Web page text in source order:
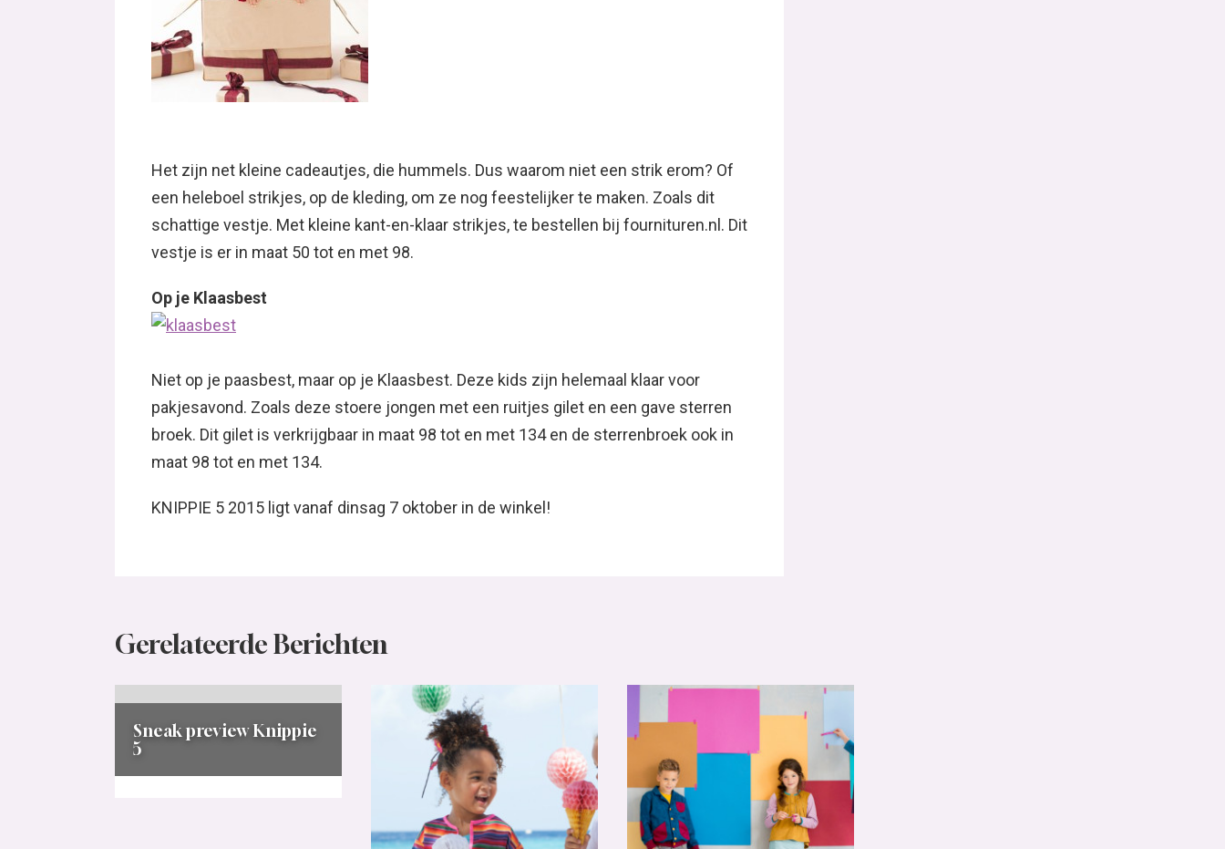
Het zijn net kleine cadeautjes, die hummels. Dus waarom niet een strik erom? Of
een heleboel strikjes, op de kleding, om ze nog feestelijker te maken. Zoals dit
schattige vestje. Met kleine kant-en-klaar strikjes, te bestellen bij fournituren.nl. Dit
vestje is er in maat 50 tot en met 98.
Op je Klaasbest
Niet op je paasbest, maar op je Klaasbest. Deze kids zijn helemaal klaar voor
pakjesavond. Zoals deze stoere jongen met een ruitjes gilet en een gave sterren
broek. Dit gilet is verkrijgbaar in maat 98 tot en met 134 en de sterrenbroek ook in
maat 98 tot en met 134.
KNIPPIE 5 2015 ligt vanaf dinsag 7 oktober in de winkel!
Gerelateerde Berichten
Sneak preview Knippie
5